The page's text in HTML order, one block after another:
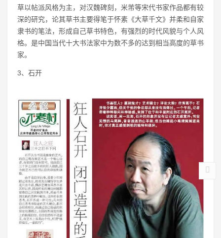
草以帖派风格为主，对汉魏碑刻，米芾等宋代书家作品都有较
深的研究，论其草书主要得笔于怀素《大草千文》并柔和自家
隶书的笔法，形成自己草书特色，有强烈的时代风貌与个人风
格。是中国当代十大书法家中为数不多的达到相当高度的草书
家。
3、石开